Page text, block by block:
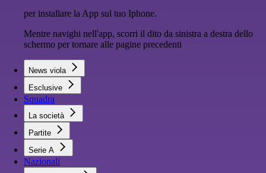
per installare la App sul tuo Iphone.
Mentre navighi nell'app, scorri il dito da sinistra a destra dello
schermo per tornare alle pagine precedenti
News viola
Esclusive
Squadra
La società
Partite
Serie A
Nazionali